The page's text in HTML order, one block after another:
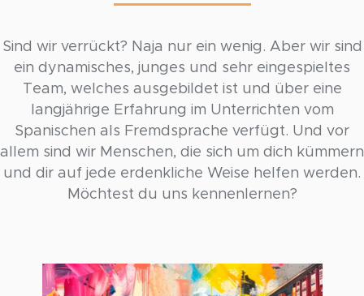
Sind wir verrückt? Naja nur ein wenig. Aber wir sind
ein dynamisches, junges und sehr eingespieltes
Team, welches ausgebildet ist und über eine
langjährige Erfahrung im Unterrichten vom
Spanischen als Fremdsprache verfügt. Und vor
allem sind wir Menschen, die sich um dich kümmern
und dir auf jede erdenkliche Weise helfen werden.
Möchtest du uns kennenlernen?